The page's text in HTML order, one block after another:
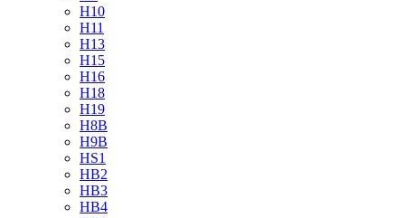
H10
H11
H13
H15
H16
H18
H19
H8B
H9B
HS1
HB2
HB3
HB4